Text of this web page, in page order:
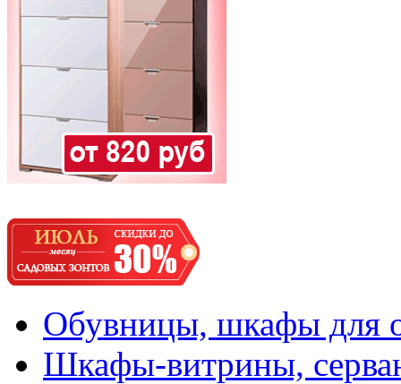
Обувницы, шкафы для
Шкафы-витрины,